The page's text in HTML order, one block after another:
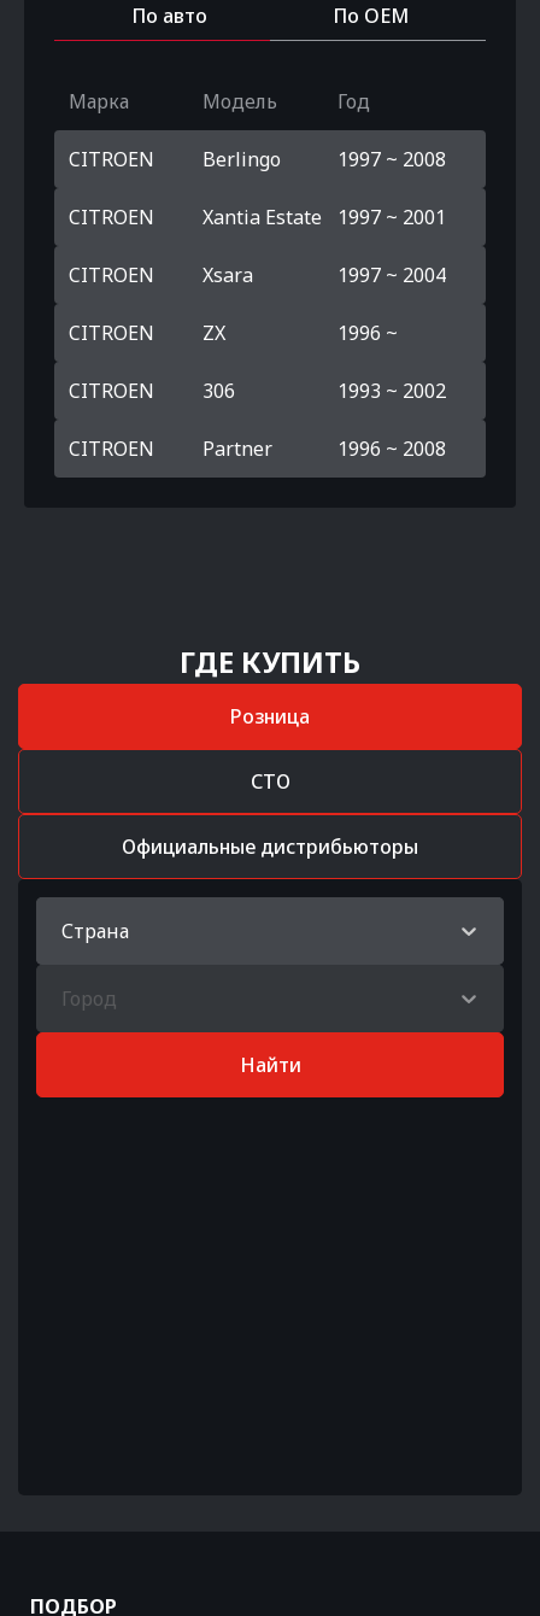
По авто По OEM
Марка Модель Год
CITROEN Berlingo 1997 ~ 2008
CITROEN Xantia Estate 1997 ~ 2001
CITROEN Xsara 1997 ~ 2004
CITROEN ZX 1996 ~
CITROEN 306 1993 ~ 2002
CITROEN Partner 1996 ~ 2008
ГДЕ КУПИТЬ
Розница
СТО
Официальные дистрибьюторы
Страна
Город
Найти
ПОДБОР